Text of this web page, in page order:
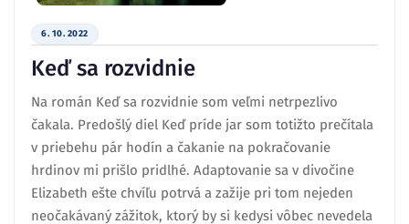
6. 10. 2022
Keď sa rozvidnie
Na román Keď sa rozvidnie som veľmi netrpezlivo
čakala. Predošlý diel Keď príde jar som totižto prečítala
v priebehu pár hodín a čakanie na pokračovanie
hrdinov mi prišlo pridlhé. Adaptovanie sa v divočine
Elizabeth ešte chvíľu potrvá a zažije pri tom nejeden
neočakávaný zážitok, ktorý by si kedysi vôbec nevedela